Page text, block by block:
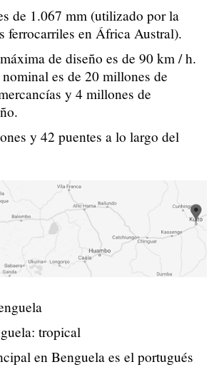
de 1.067 mm (utilizado por la
ferrocarriles en África Austral).
de diseño es de 90 km / h.
es de 20 millones de
y 4 millones de
y 42 puentes a lo largo del
tropical
en Benguela es el portugués